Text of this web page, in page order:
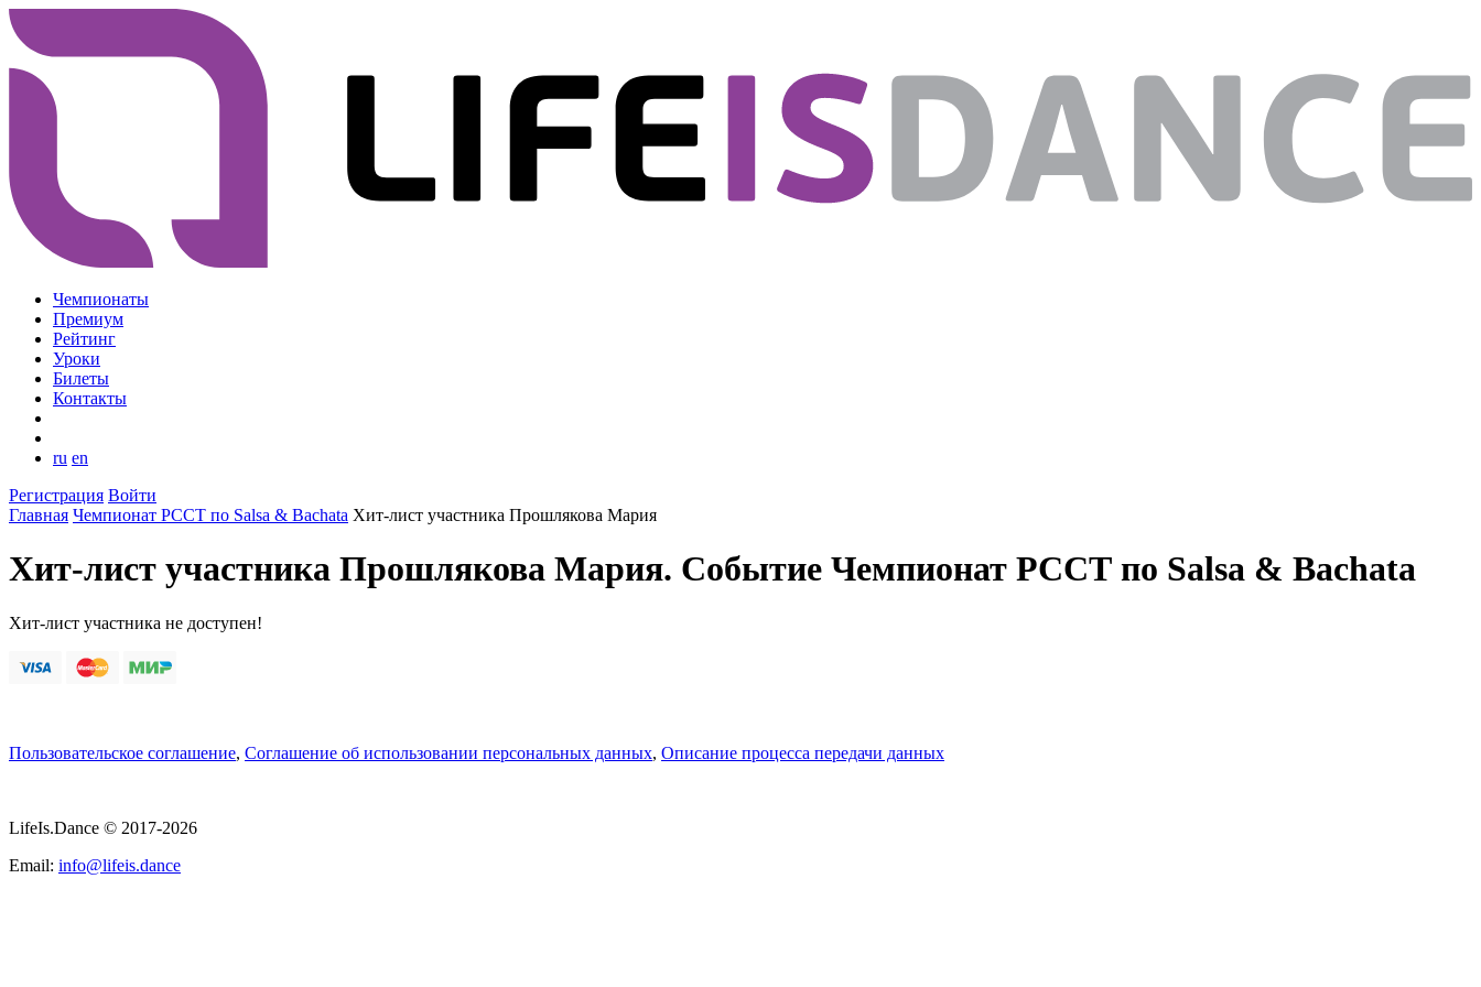
Чемпионаты
Премиум
Рейтинг
Уроки
Билеты
Контакты
ru en
Регистрация Войти
Главная Чемпионат РССТ по Salsa & Bachata Хит-лист участника Прошлякова Мария
Хит-лист участника Прошлякова Мария. Событие Чемпионат РССТ по Salsa & Bachata
Хит-лист участника не доступен!
Пользовательское соглашение, Соглашение об использовании персональных данных, Описание процесса передачи данных
LifeIs.Dance © 2017-2026
Email: info@lifeis.dance